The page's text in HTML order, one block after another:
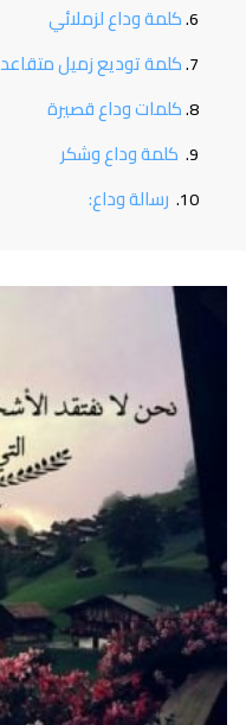
كلمة وداع لزملائي
كلمة توديع زميل متقاعد
كلمات وداع قصيرة
كلمة وداع وشكر
رسالة وداع: